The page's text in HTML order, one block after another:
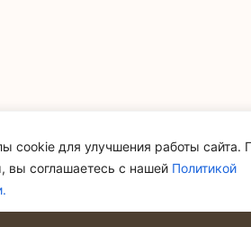
cookie для улучшения работы сайта.
вы соглашаетесь с нашей Политикой